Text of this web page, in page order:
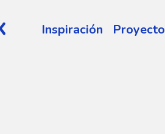
Inspiración